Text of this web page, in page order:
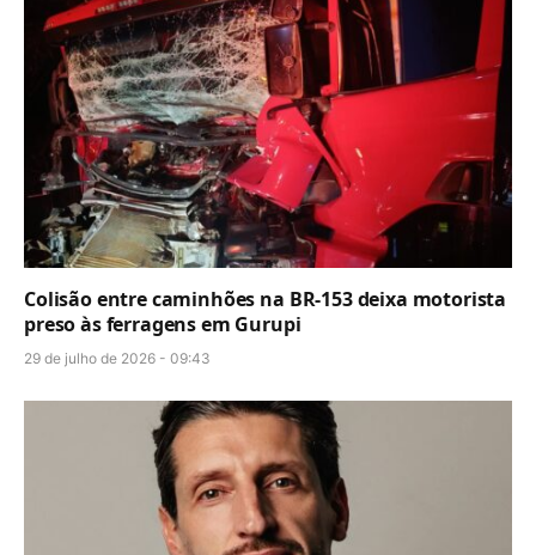
Colisão entre caminhões na BR-153 deixa motorista
preso às ferragens em Gurupi
29 de julho de 2026 - 09:43